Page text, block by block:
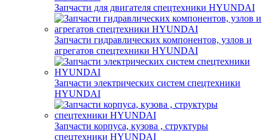
Запчасти для двигателя спецтехники HYUNDAI
Запчасти гидравлических компонентов, узлов и
агрегатов спецтехники HYUNDAI
Запчасти электрических систем спецтехники
HYUNDAI
Запчасти корпуса, кузова , структуры
спецтехники HYUNDAI